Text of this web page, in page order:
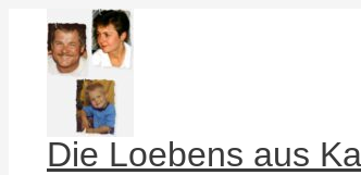
springen
Die Loebens aus